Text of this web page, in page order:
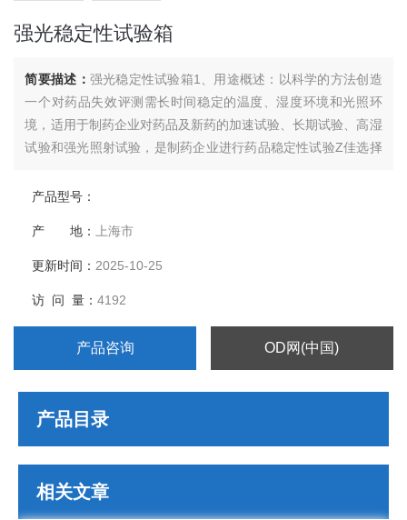
强光稳定性试验箱
简要描述： 强光稳定性试验箱1、用途概述：以科学的方法创造
一个对药品失效评测需长时间稳定的温度、湿度环境和光照环
境，适用于制药企业对药品及新药的加速试验、长期试验、高湿
试验和强光照射试验，是制药企业进行药品稳定性试验Z佳选择
产品型号：
产 地：上海市
更新时间：2025-10-25
访 问 量：4192
产品咨询 OD网(中国)
产品目录
相关文章